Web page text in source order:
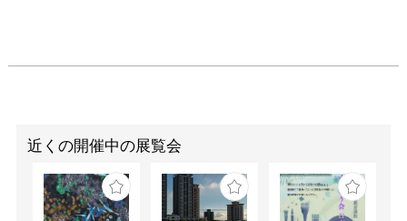
近くの開催中の展覧会